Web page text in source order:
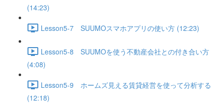
(14:23)
Lesson5-7 SUUMOスマホアプリの使い方 (12:23)
Lesson5-8 SUUMOを使う不動産会社との付き合い方
(4:08)
Lesson5-9 ホームズ見える賃貸経営を使って分析する
(12:18)